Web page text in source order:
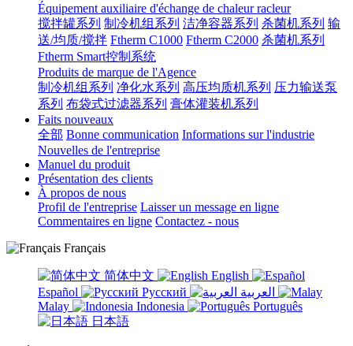
Équipement auxiliaire d'échange de chaleur racleur
搅拌罐系列 制冷机组系列 洁净容器系列 杀菌机系列 输
送/均质/搅拌 Ftherm C1000 Ftherm C2000 杀菌机系列
Ftherm Smart控制系统
Produits de marque de l'Agence
制冷机组系列 净化水系列 高压均质机系列 压力输送泵
系列 布袋式过滤器系列 膏体灌装机系列
Faits nouveaux
全部 Bonne communication Informations sur l'industrie
Nouvelles de l'entreprise
Manuel du produit
Présentation des clients
À propos de nous
Profil de l'entreprise Laisser un message en ligne
Commentaires en ligne Contactez - nous
Français
简体中文
English
Español
Русский
Malay
Indonesia
Português
日本語